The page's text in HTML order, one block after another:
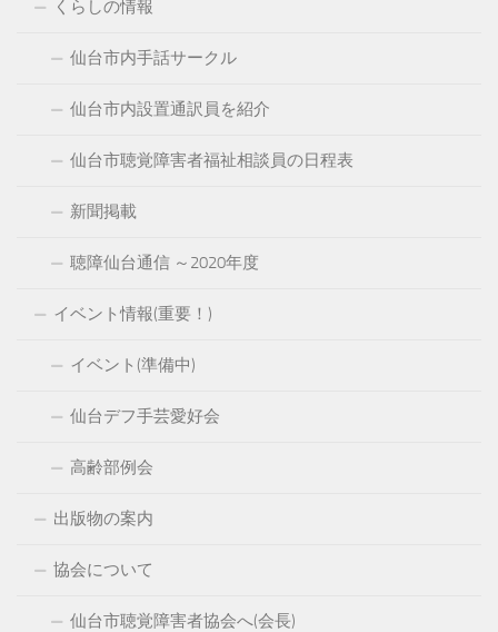
くらしの情報
仙台市内手話サークル
仙台市内設置通訳員を紹介
仙台市聴覚障害者福祉相談員の日程表
新聞掲載
聴障仙台通信 ～2020年度
イベント情報(重要！)
イベント(準備中)
仙台デフ手芸愛好会
高齢部例会
出版物の案内
協会について
仙台市聴覚障害者協会へ(会長)